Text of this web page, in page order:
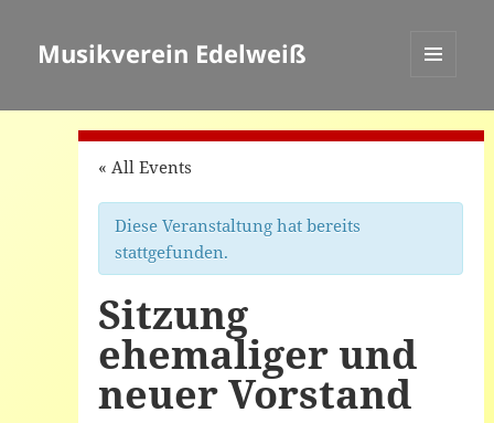
Musikverein Edelweiß
« All Events
Diese Veranstaltung hat bereits
stattgefunden.
Sitzung
ehemaliger und
neuer Vorstand